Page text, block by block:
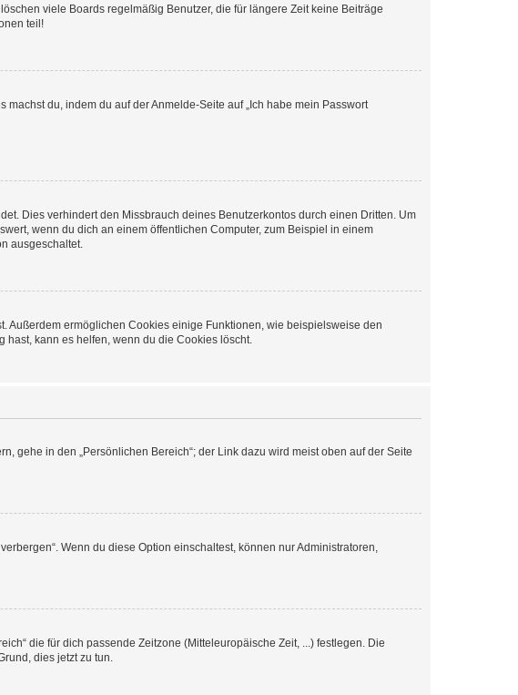
viele Boards regelmäßig Benutzer, die für längere Zeit keine Beiträge
teil!
du, indem du auf der Anmelde-Seite auf „Ich habe mein Passwort
Dies verhindert den Missbrauch deines Benutzerkontos durch einen Dritten. Um
wenn du dich an einem öffentlichen Computer, zum Beispiel in einem
ausgeschaltet.
Außerdem ermöglichen Cookies einige Funktionen, wie beispielsweise den
hast, kann es helfen, wenn du die Cookies löscht.
gehe in den „Persönlichen Bereich“; der Link dazu wird meist oben auf der Seite
Wenn du diese Option einschaltest, können nur Administratoren,
die für dich passende Zeitzone (Mitteleuropäische Zeit, ...) festlegen. Die
dies jetzt zu tun.